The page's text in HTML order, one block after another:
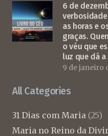
6 de
as horas e
graças.
o véu que
luz que dá
9 de janeiro
All Categories
31 Dias com Maria (25)
Maria no Reino da